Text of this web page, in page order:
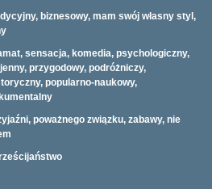
biznesowy, mam swój własny styl,
sensacja, komedia, psychologiczny,
przygodowy, podróżniczy,
popularno-naukowy,
poważnego związku, zabawy, nie